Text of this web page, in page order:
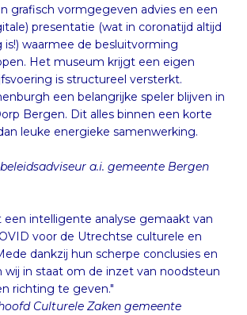
grafisch vormgegeven advies en een
presentatie (wat in coronatijd altijd
waarmee de besluitvorming
Het museum krijgt een eigen
is structureel versterkt.
een belangrijke speler blijven in
Bergen. Dit alles binnen een korte
leuke energieke samenwerking.
a.i. gemeente Bergen
intelligente analyse gemaakt van
voor de Utrechtse culturele en
dankzij hun scherpe conclusies en
wij in staat om de inzet van noodsteun
richting te geven."
Culturele Zaken gemeente